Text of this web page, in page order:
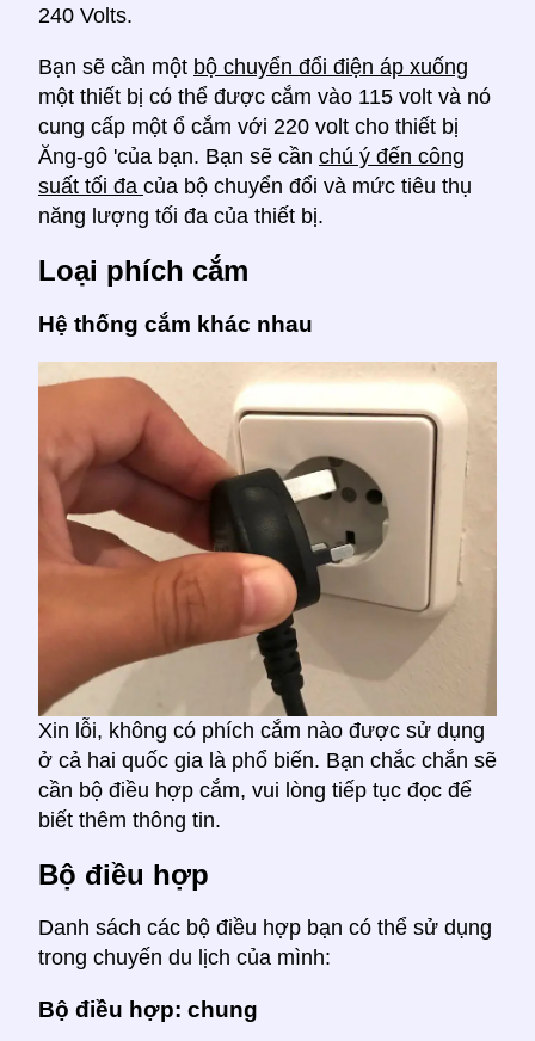
240 Volts.
Bạn sẽ cần một bộ chuyển đổi điện áp xuống
một thiết bị có thể được cắm vào 115 volt và nó
cung cấp một ổ cắm với 220 volt cho thiết bị
Ăng-gô 'của bạn. Bạn sẽ cần chú ý đến công
suất tối đa của bộ chuyển đổi và mức tiêu thụ
năng lượng tối đa của thiết bị.
Loại phích cắm
Hệ thống cắm khác nhau
Xin lỗi, không có phích cắm nào được sử dụng
ở cả hai quốc gia là phổ biến. Bạn chắc chắn sẽ
cần bộ điều hợp cắm, vui lòng tiếp tục đọc để
biết thêm thông tin.
Bộ điều hợp
Danh sách các bộ điều hợp bạn có thể sử dụng
trong chuyến du lịch của mình:
Bộ điều hợp: chung